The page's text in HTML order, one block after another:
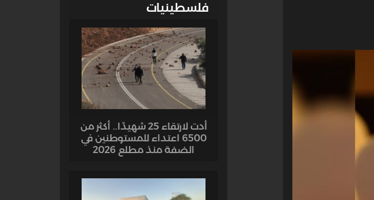
فلسطينيات
أدت لارتقاء 25 شهيدًا.. أكثر من
6500 اعتداء للمستوطنين في
الضفة منذ مطلع 2026